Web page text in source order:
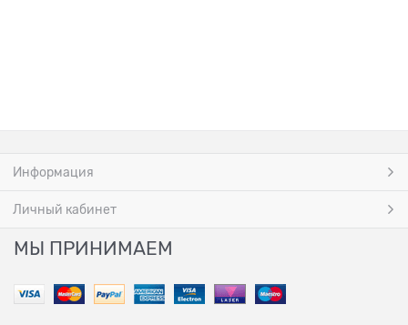
Информация
Личный кабинет
МЫ ПРИНИМАЕМ